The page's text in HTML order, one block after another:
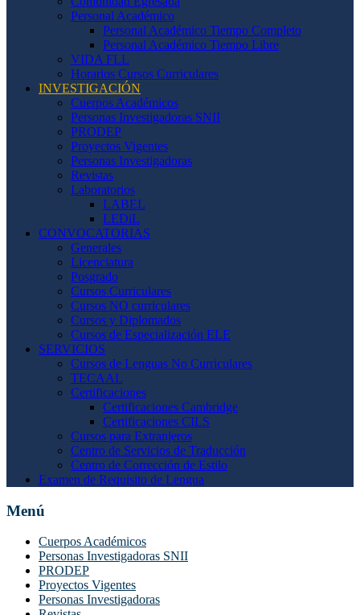
Personal Académico
Personal Académico Tiempo Completo
Personal Académico Tiempo Libre
VIDA FLL
Horarios Cursos Curriculares
INVESTIGACIÓN
Cuerpos Académicos
Personas Investigadoras SNII
PRODEP
Proyectos Vigentes
Personas Investigadoras
Revistas
Laboratorios
LABEL
LEDiL
CONVOCATORIAS
Generales
Licenciatura
Posgrado
Cursos Curriculares
Cursos NO curriculares
Cursos y Diplomados
Cursos de Especialización ELE
SERVICIOS
Cursos de Lenguas No Curriculares
TECAAL
Certificaciones
Certificaciones Cambridge
Certificaciones CILS
Cursos para Extranjeros
Centro de Servicios de Traducción
Centro de Corrección de Estilo
Examen de Requisito de Lengua
Menú
Cuerpos Académicos
Personas Investigadoras SNII
PRODEP
Proyectos Vigentes
Personas Investigadoras